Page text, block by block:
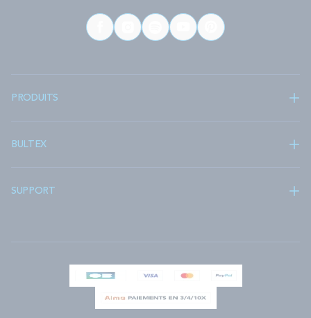
PRODUITS
BULTEX
SUPPORT